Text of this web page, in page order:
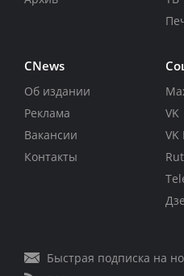
CNews
Об издании
Реклама
Вакансии
Контакты
VK
VK
Быстрая подписка на